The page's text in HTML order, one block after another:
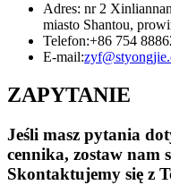
Adres: nr 2
miasto Shantou,
Telefon:+86 754
E-mail:
ZAPYTANIE
Jeśli masz pytania
cennika, zostaw nam
Skontaktujemy się z